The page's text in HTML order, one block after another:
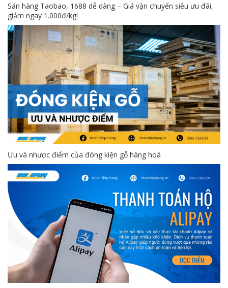
Săn hàng Taobao, 1688 dễ dàng – Giá vận chuyển siêu ưu đãi,
giảm ngay 1.000đ/kg!
Ưu và nhược điểm của đóng kiện gỗ hàng hoá